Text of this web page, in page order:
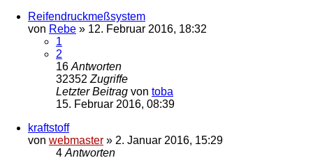
Reifendruckmeßsystem
von Rebe » 12. Februar 2016, 18:32
1
2
16 Antworten
32352 Zugriffe
Letzter Beitrag von toba
15. Februar 2016, 08:39
kraftstoff
von webmaster » 2. Januar 2016, 15:29
4 Antworten